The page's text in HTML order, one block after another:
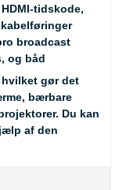
tidskode,
broadcast
og båd
hvilket gør det
bærbare
Du kan
af den